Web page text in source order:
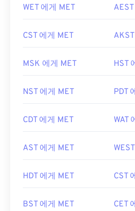
WET 에게 MET
CST 에게 MET
MSK 에게 MET HST
NST 에게 MET PDT
CDT 에게 MET WAT
AST 에게 MET
HDT 에게 MET CST
BST 에게 MET CET